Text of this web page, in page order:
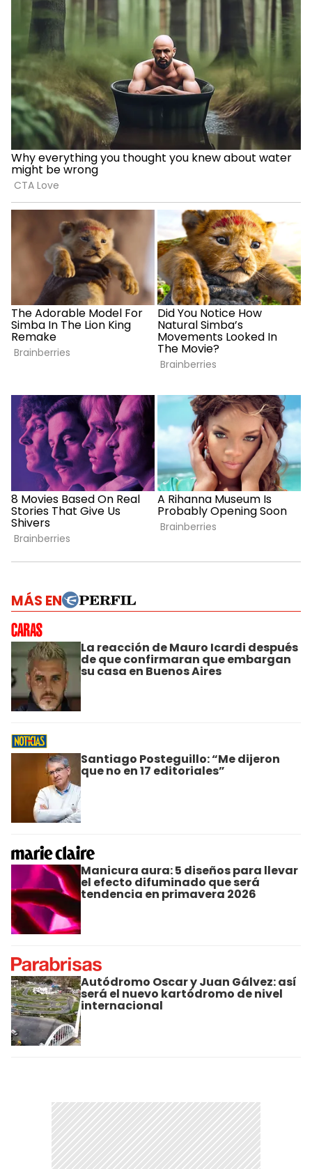
MÁS EN
La reacción de Mauro Icardi después
de que confirmaran que embargan
su casa en Buenos Aires
Santiago Posteguillo: “Me dijeron
que no en 17 editoriales”
Manicura aura: 5 diseños para llevar
el efecto difuminado que será
tendencia en primavera 2026
Autódromo Oscar y Juan Gálvez: así
será el nuevo kartódromo de nivel
internacional